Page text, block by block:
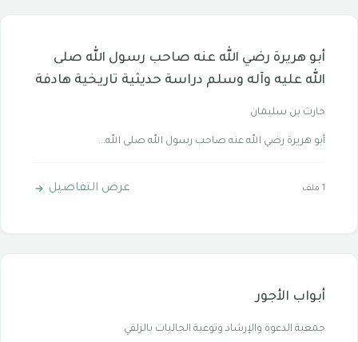
أبو هريرة رضي الله عنه صاحب رسول الله صلى
الله عليه وآله وسلم دراسة حديثية تاريخية هادفة
حارث بن سليمان
أبو هريرة رضي الله عنه صاحب رسول الله صلى الله...
1 ملف عرض التفاصيل
أبواب الأجور
جمعية الدعوة والإرشاد وتوعية الجاليات بالزلفي